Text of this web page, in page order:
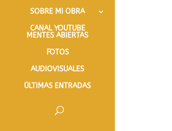
SOBRE MI OBRA
CANAL YOUTUBE
MENTES ABIERTAS
FOTOS
AUDIOVISUALES
ÚLTIMAS ENTRADAS